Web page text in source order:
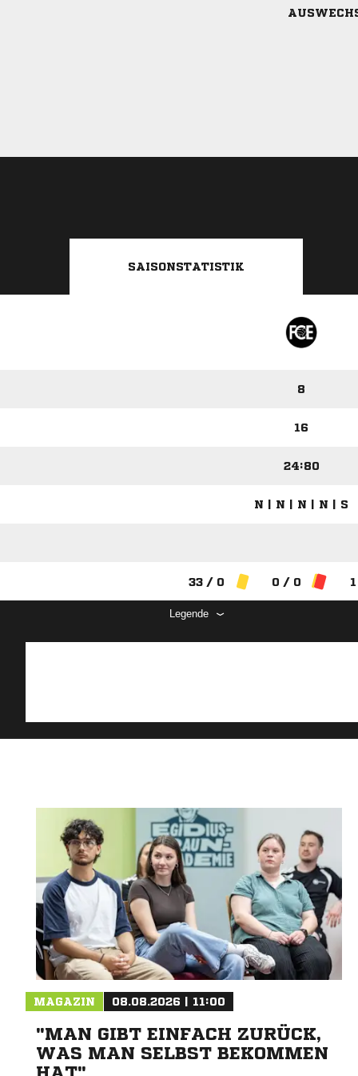
SAISONSTATISTIK
8
16
24:80
N | N | N | N | S
33 / 0 0 / 0
Legende
MAGAZIN 08.08.2026 | 11:00
"MAN GIBT EINFACH ZURÜCK,
WAS MAN SELBST BEKOMMEN